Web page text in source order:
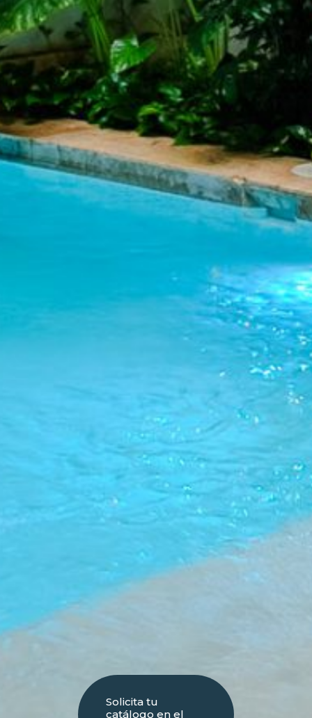
Solicita tu
catálogo en el